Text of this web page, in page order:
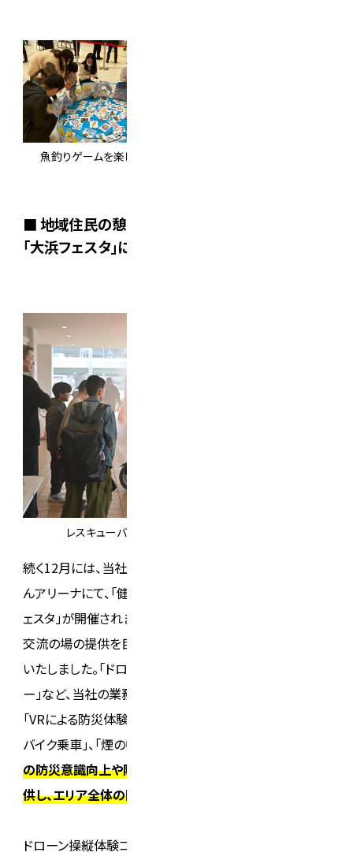
魚釣りゲームを楽しむ様子や買い物イベント講評時の様子
■ 地域住民の憩いの場、大浜だいしんアリーナ
「大浜フェスタ」に出展
レスキューバイク乗車体験と避難体験コーナー
続く12月には、当社が管理業務を担う堺市の大浜だいし
んアリーナにて、「健康」と「防災」をテーマにした「大浜フ
ェスタ」が開催されました。“学び”や“楽しみ”の機会創出、
交流の場の提供を目的に、当社もさまざまな企画を出展
いたしました。「ドローン操縦体験」や「プラネタリウムショ
ー」など、当社の業務に関連性の高いコーナーのほか、
「VRによる防災体験」、堺消防署ご協力による「レスキュー
バイク乗車」、「煙の中の避難体験」といった、
の防災意識向上や防災施策の周知につながる内容を提
供し、エリア全体の防災力向上に貢献しました。
ドローン操縦体験コーナーでは、親子で楽しむ方や童心